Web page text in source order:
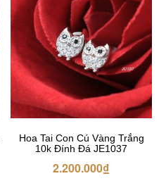
Hoa Tai Con Cú Vàng Trắng
10k Đính Đá JE1037
2.200.000₫